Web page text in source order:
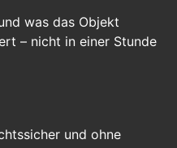
was das Objekt
– nicht in einer Stunde
und ohne